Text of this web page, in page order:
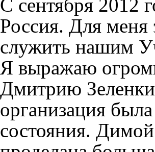
С сентября 2012
Россия. Для меня
служить нашим
Я выражаю
Дмитрию
организация
состояния.